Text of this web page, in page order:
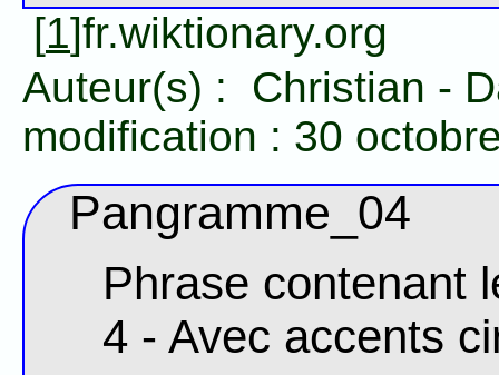
[1]fr.wiktionary.org
Auteur(s) :
Christian -
modification : 30
Pangramme_04
Phrase contenant
4 - Avec accents